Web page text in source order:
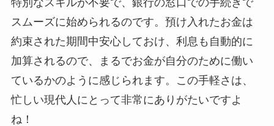
スムーズに始められるのです。預け入れたお金は
約束された期間中安心しておけ、利息も自動的に
加算されるので、まるでお金が自分のために働い
ているかのように感じられます。この手軽さは、
忙しい現代人にとって非常にありがたいですよ
ね！